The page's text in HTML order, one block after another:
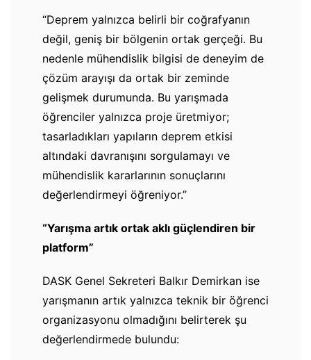
“Deprem yalnızca belirli bir coğrafyanın
değil, geniş bir bölgenin ortak gerçeği. Bu
nedenle mühendislik bilgisi de deneyim de
çözüm arayışı da ortak bir zeminde
gelişmek durumunda. Bu yarışmada
öğrenciler yalnızca proje üretmiyor;
tasarladıkları yapıların deprem etkisi
altındaki davranışını sorgulamayı ve
mühendislik kararlarının sonuçlarını
değerlendirmeyi öğreniyor.”
“Yarışma artık ortak aklı güçlendiren bir
platform”
DASK Genel Sekreteri Balkır Demirkan ise
yarışmanın artık yalnızca teknik bir öğrenci
organizasyonu olmadığını belirterek şu
değerlendirmede bulundu: